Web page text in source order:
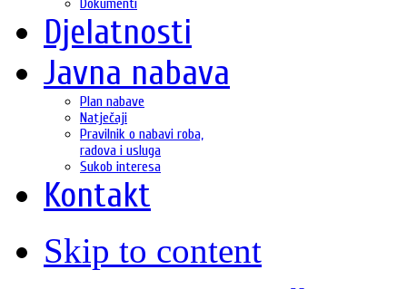
Dokumenti
Djelatnosti
Javna nabava
Plan nabave
Natječaji
Pravilnik o nabavi roba,
radova i usluga
Sukob interesa
Kontakt
Skip to content